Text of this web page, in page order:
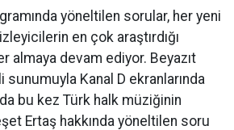
yöneltilen sorular, her yeni
en çok araştırdığı
almaya devam ediyor. Beyazıt
sunumuyla Kanal D ekranlarında
bu kez Türk halk müziğinin
Ertaş hakkında yöneltilen soru